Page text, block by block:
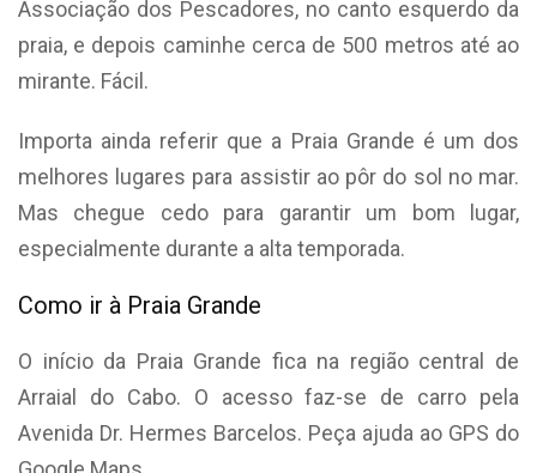
Associação dos Pescadores, no canto esquerdo da
praia, e depois caminhe cerca de 500 metros até ao
mirante. Fácil.
Importa ainda referir que a Praia Grande é um dos
melhores lugares para assistir ao pôr do sol no mar.
Mas chegue cedo para garantir um bom lugar,
especialmente durante a alta temporada.
Como ir à Praia Grande
O início da Praia Grande fica na região central de
Arraial do Cabo. O acesso faz-se de carro pela
Avenida Dr. Hermes Barcelos. Peça ajuda ao GPS do